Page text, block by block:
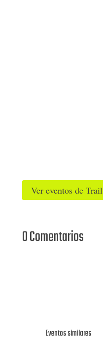
Ver eventos de Trail
0 Comentarios
Eventos similares